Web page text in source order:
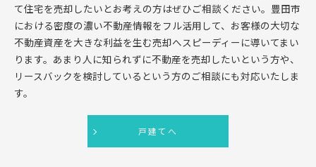
て住宅を売却したいとお考えの方はぜひご相談ください。豊田市
における密度の濃い不動産情報をフル活用して、お客様の大切な
不動産資産を大きな利益を生む売却へスピーディーに導いてまい
ります。あまり人に知られずに不動産を売却したいという方や、
リースバックを検討しているという方のご相談にも対応いたしま
す。
戸建てへ